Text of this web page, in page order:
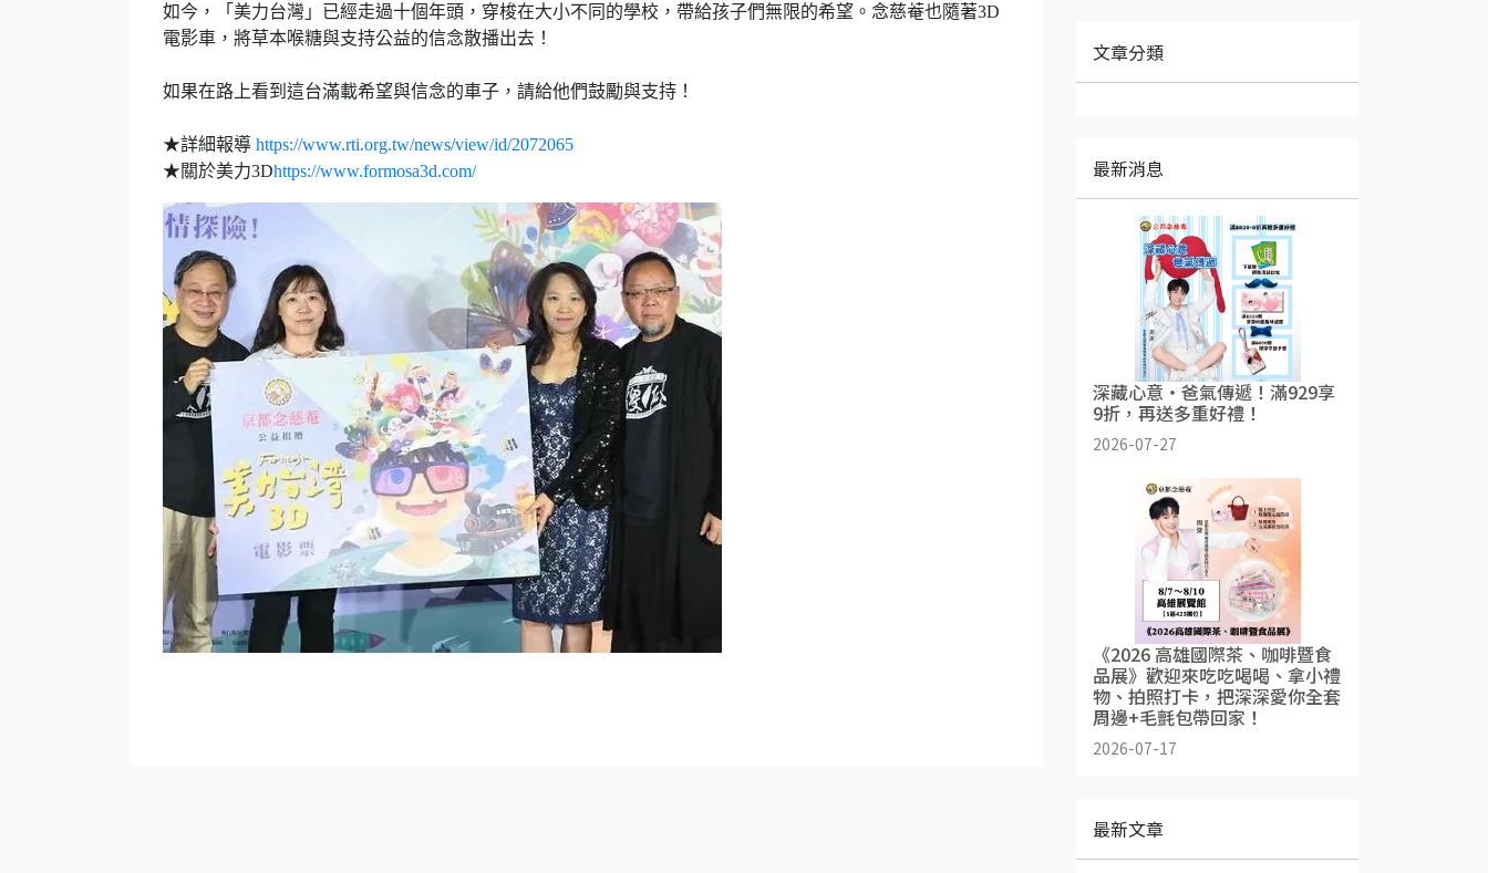
如今，「美力台灣」已經走過十個年頭，穿梭在大小不同的學校，帶給孩子們無限的希望。念慈菴也隨著3D
電影車，將草本喉糖與支持公益的信念散播出去！
如果在路上看到這台滿載希望與信念的車子，請給他們鼓勵與支持！
★詳細報導 https://www.rti.org.tw/news/view/id/2072065
★關於美力3Dhttps://www.formosa3d.com/
文章分類
最新消息
深藏心意・爸氣傳遞！滿929享
9折，再送多重好禮！
2026-07-27
《2026 高雄國際茶、咖啡暨食
品展》歡迎來吃吃喝喝、拿小禮
物、拍照打卡，把深深愛你全套
周邊+毛氈包帶回家！
2026-07-17
最新文章